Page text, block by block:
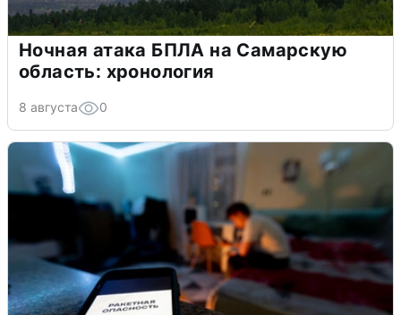
Ночная атака БПЛА на Самарскую
область: хронология
8 августа 0